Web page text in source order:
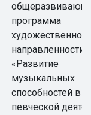
программа
художественной
направленности
«Развитие
музыкальных
способностей в
певческой